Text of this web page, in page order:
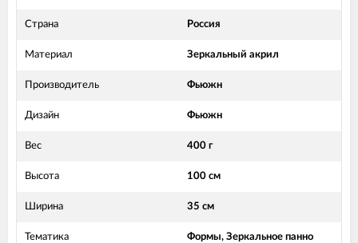
Страна Россия
Материал Зеркальный акрил
Производитель Фьюжн
Дизайн Фьюжн
Вес 400 г
Высота 100 см
Ширина 35 см
Тематика Формы, Зеркальное панно